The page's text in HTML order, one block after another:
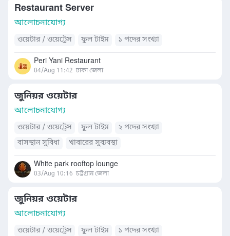
Restaurant Server
আলোচনাযোগ্য
ওয়েটার / ওয়েট্রেস ফুল টাইম ১ পদের সংখ্যা
Peri Yani Restaurant
04/Aug 11:42 ঢাকা জেলা
জুনিয়র ওয়েটার
আলোচনাযোগ্য
ওয়েটার / ওয়েট্রেস ফুল টাইম
২ পদের সংখ্যা
বাসস্থান সুবিধা
খাবারের সুব্যবস্থা
White park rooftop lounge
03/Aug 10:16 চট্টগ্রাম জেলা
জুনিয়র ওয়েটার
আলোচনাযোগ্য
ওয়েটার / ওয়েট্রেস ফুল টাইম
১ পদের সংখ্যা